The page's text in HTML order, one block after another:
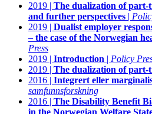
2019 | The dualization of part-
and further perspectives |
2019 | Dualist employer
– the case of the Norwegian
Press
2019 | Introduction | Policy
2019 | The dualization of part-
2016 | Integrert eller
samfunnsforskning
2016 | The Disability Benefit